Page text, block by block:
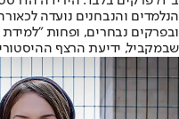
הנלמדים והנבחנים נועדה
ובפרקים נבחרים, ופחות "למידת
שבמקביל, ידיעת הרצף